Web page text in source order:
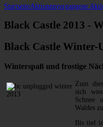
StartseiteAktionenvergangene
Black Castle 2013 -
Black Castle Winter-
Winterspaß und frostige
Zum
sich
Schnee
Waldes
Bis tief